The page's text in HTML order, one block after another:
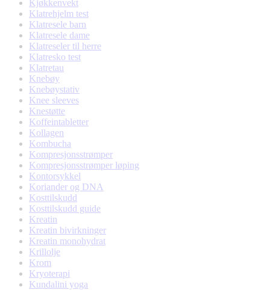
Kjøkkenvekt
Klatrehjelm test
Klatresele barn
Klatresele dame
Klatreseler til herre
Klatresko test
Klatretau
Knebøy
Knebøystativ
Knee sleeves
Knestøtte
Koffeintabletter
Kollagen
Kombucha
Kompresjonsstrømper
Kompresjonsstrømper løping
Kontorsykkel
Koriander og DNA
Kosttilskudd
Kosttilskudd guide
Kreatin
Kreatin bivirkninger
Kreatin monohydrat
Krillolje
Krom
Kryoterapi
Kundalini yoga